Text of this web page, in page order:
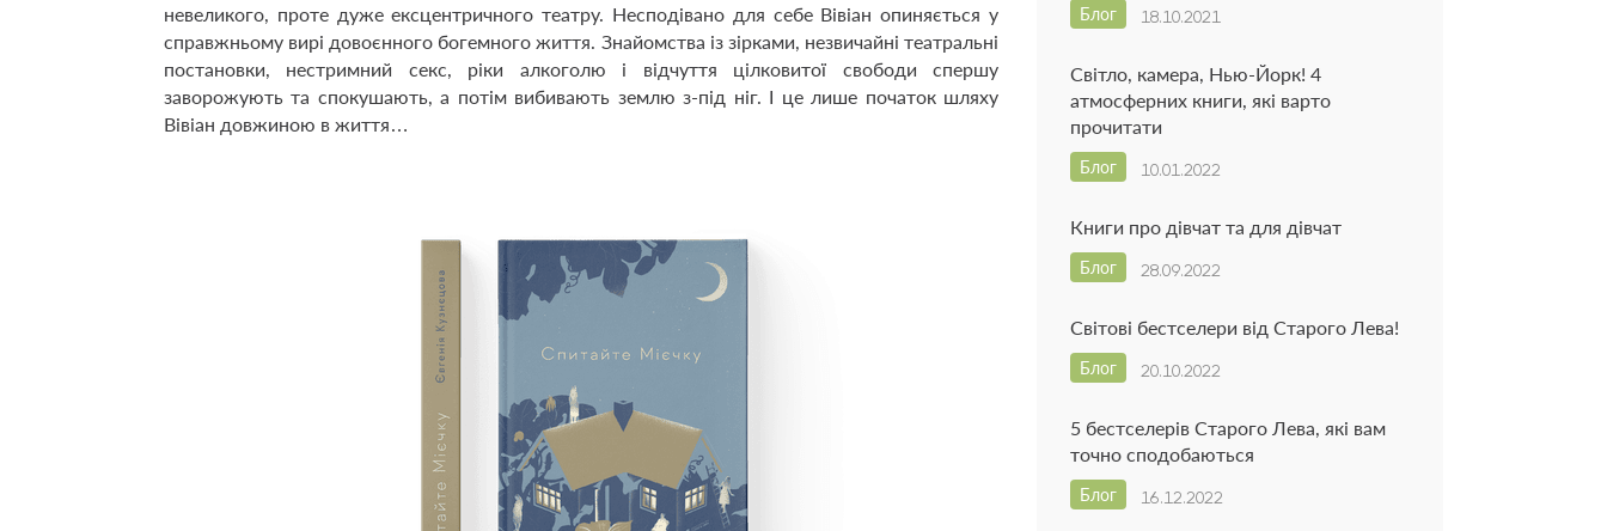
невеликого, проте дуже ексцентричного театру. Несподівано для себе Вівіан опиняється у
справжньому вирі довоєнного богемного життя. Знайомства із зірками, незвичайні театральні
постановки, нестримний секс, ріки алкоголю і відчуття цілковитої свободи спершу
заворожують та спокушають, а потім вибивають землю з-під ніг. І це лише початок шляху
Вівіан довжиною в життя…
18.10.2021
Блог
Світло, камера, Нью-Йорк! 4
атмосферних книги, які варто
прочитати
10.01.2022
Блог
Книги про дівчат та для дівчат
28.09.2022
Блог
Світові бестселери від Старого Лева!
20.10.2022
Блог
5 бестселерів Старого Лева, які вам
точно сподобаються
16.12.2022
Блог